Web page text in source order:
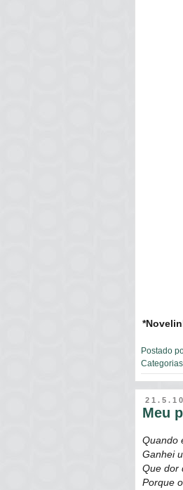
Postado
21.5.10
Meu
Quando
Ganhei
Que dor
Porque